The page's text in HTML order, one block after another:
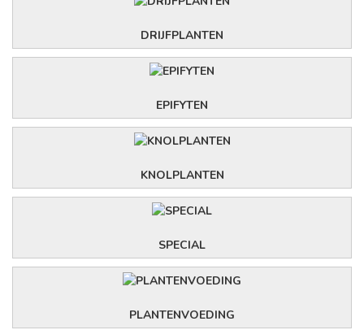
DRIJFPLANTEN
EPIFYTEN
KNOLPLANTEN
SPECIAL
PLANTENVOEDING